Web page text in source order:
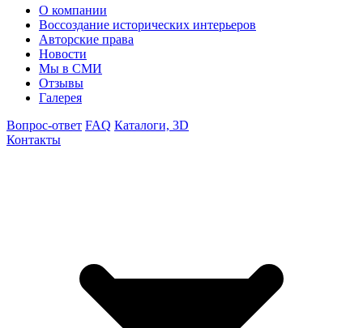
О компании
Воссоздание исторических интерьеров
Авторские права
Новости
Мы в СМИ
Отзывы
Галерея
Вопрос-ответ FAQ Каталоги, 3D
Контакты